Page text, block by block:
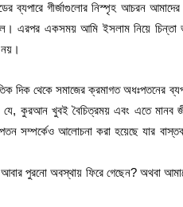
ব্যপারে গীর্জাগুলোর নিস্পৃহ আচরন
এরপর একসময় আমি ইসলাম নিয়ে
দিক থেকে সমাজের ক্রমাগত অধঃপতনের
যে, কুরআন খুবই বৈচিত্রময় এবং এতে মানব
সম্পর্কেও আলোচনা করা হয়েছে যার
পুরনো অবস্থায় ফিরে গেছেন? অথবা